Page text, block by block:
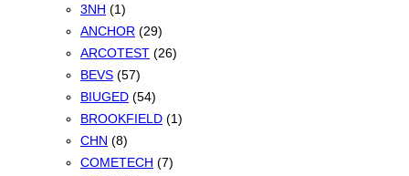
3NH (1)
ANCHOR (29)
ARCOTEST (26)
BEVS (57)
BIUGED (54)
BROOKFIELD (1)
CHN (8)
COMETECH (7)